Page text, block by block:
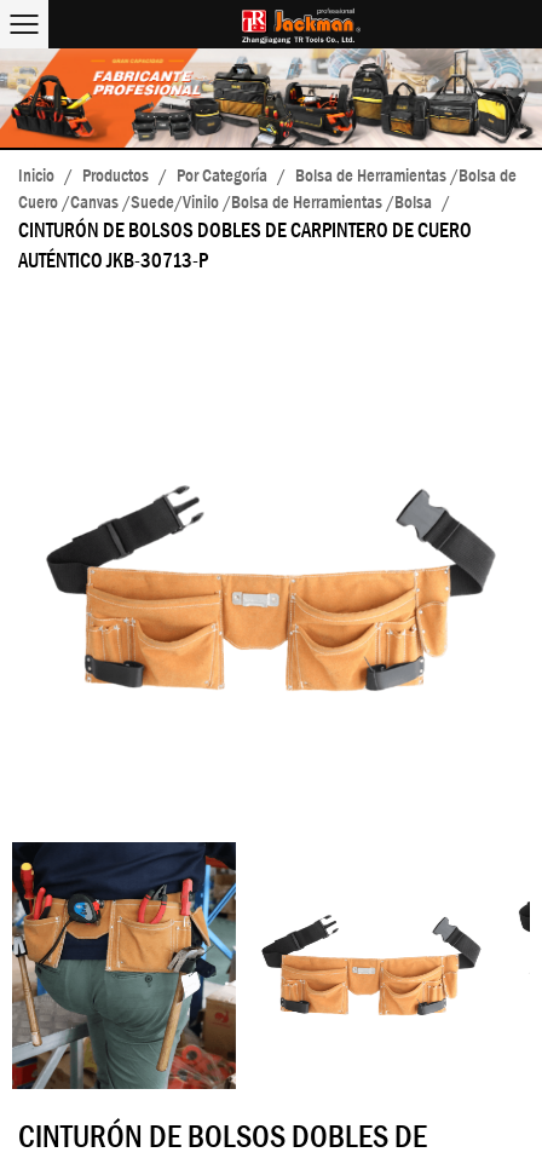
Inicio / Productos / Por Categoría / Bolsa de Herramientas /Bolsa de
Cuero /Canvas /Suede/Vinilo /Bolsa de Herramientas /Bolsa /
CINTURÓN DE BOLSOS DOBLES DE CARPINTERO DE CUERO
AUTÉNTICO JKB-30713-P
CINTURÓN DE BOLSOS DOBLES DE